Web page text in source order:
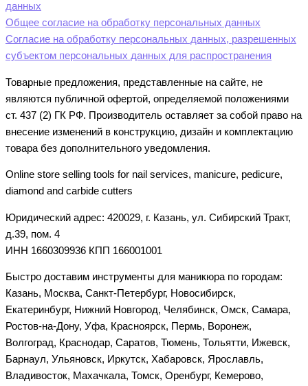
данных
Общее согласие на обработку персональных данных
Согласие на обработку персональных данных, разрешенных
субъектом персональных данных для распространения
Товарные предложения, представленные на сайте, не
являются публичной офертой, определяемой положениями
ст. 437 (2) ГК РФ. Производитель оставляет за собой право на
внесение изменений в конструкцию, дизайн и комплектацию
товара без дополнительного уведомления.
Online store selling tools for nail services, manicure, pedicure,
diamond and carbide cutters
Юридический адрес: 420029, г. Казань, ул. Сибирский Тракт,
д.39, пом. 4
ИНН 1660309936 КПП 166001001
Быстро доставим инструменты для маникюра по городам:
Казань, Москва, Санкт-Петербург, Новосибирск,
Екатеринбург, Нижний Новгород, Челябинск, Омск, Самара,
Ростов-на-Дону, Уфа, Красноярск, Пермь, Воронеж,
Волгоград, Краснодар, Саратов, Тюмень, Тольятти, Ижевск,
Барнаул, Ульяновск, Иркутск, Хабаровск, Ярославль,
Владивосток, Махачкала, Томск, Оренбург, Кемерово,